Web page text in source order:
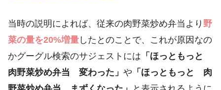
当時の説明によれば、従来の肉野菜炒め弁当より 野
菜の量を20%増量 したとのことで、これが原因なの
かグーグル検索のサジェストには 「ほっともっと
肉野菜炒め弁当 変わった」 や 「ほっともっと 肉